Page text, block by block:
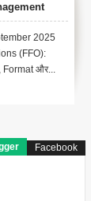
2025
(FFO):
और...
Facebook